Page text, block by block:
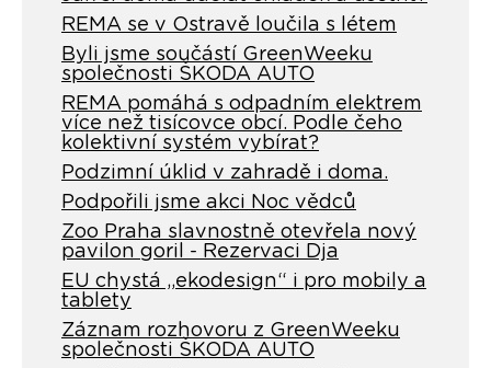
REMA se v Ostravě loučila s létem
Byli jsme součástí GreenWeeku
společnosti ŠKODA AUTO
REMA pomáhá s odpadním elektrem
více než tisícovce obcí. Podle čeho
kolektivní systém vybírat?
Podzimní úklid v zahradě i doma.
Podpořili jsme akci Noc vědců
Zoo Praha slavnostně otevřela nový
pavilon goril - Rezervaci Dja
EU chystá „ekodesign“ i pro mobily a
tablety
Záznam rozhovoru z GreenWeeku
společnosti ŠKODA AUTO